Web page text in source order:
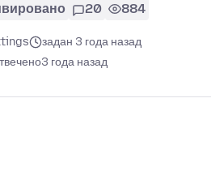
20 884
задан 3 года назад
3 года назад